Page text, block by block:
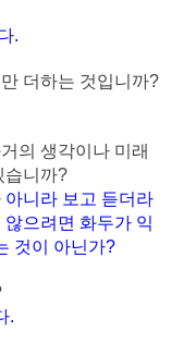
.
더하는 것입니까?
의 생각이나 미래
습니까?
아니라 보고 듣더라
으려면 화두가 익
것이 아닌가?
.